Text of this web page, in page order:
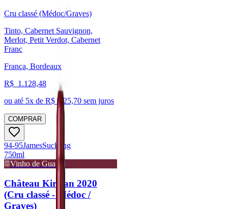
Cru classé (Médoc/Graves)
Tinto, Cabernet Sauvignon,
Merlot, Petit Verdot, Cabernet
Franc
França, Bordeaux
R$ 1.128,48
ou até 5x de R$ 225,70 sem juros
COMPRAR
94-95JamesSuckling
750ml
Vinho de Guarda
Château Kirwan 2020
(Cru classé - Médoc /
Graves)